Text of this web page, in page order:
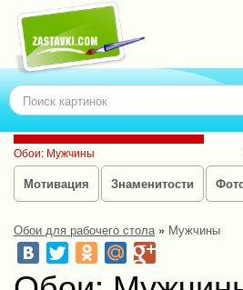
Обои: Мужчины
Мотивация
Знаменитости
Обои для рабочего стола» Мужчины